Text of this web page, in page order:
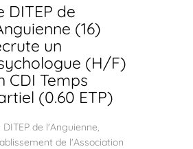
DITEP de
(16)
un
(H/F)
CDI Temps
(0.60 ETP)
de l'Anguienne,
de l'Association